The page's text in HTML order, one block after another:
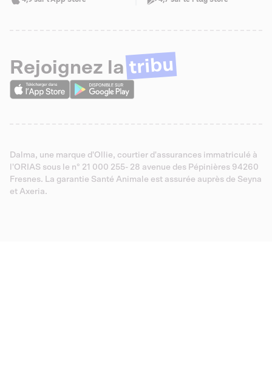
Rejoignez la tribu
Dalma, une marque d'Ollie, courtier d'assurances immatriculé à
l'ORIAS sous le n° 21 000 255- 28 avenue des Pépinières 94260
Fresnes. La garantie Santé Animale est assurée auprès de Seyna
et Axeria.